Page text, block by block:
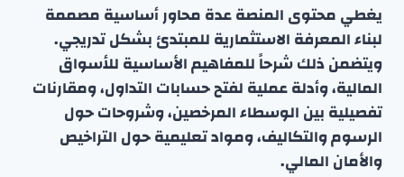
يغطي محتوى المنصة عدة محاور أساسية مصممة
لبناء المعرفة الاستثمارية للمبتدئ بشكل تدريجي.
ويتضمن ذلك شرحاً للمفاهيم الأساسية للأسواق
المالية، وأدلة عملية لفتح حسابات التداول، ومقارنات
تفصيلية بين الوسطاء المرخصين، وشروحات حول
الرسوم والتكاليف، ومواد تعليمية حول التراخيص
والأمان المالي.